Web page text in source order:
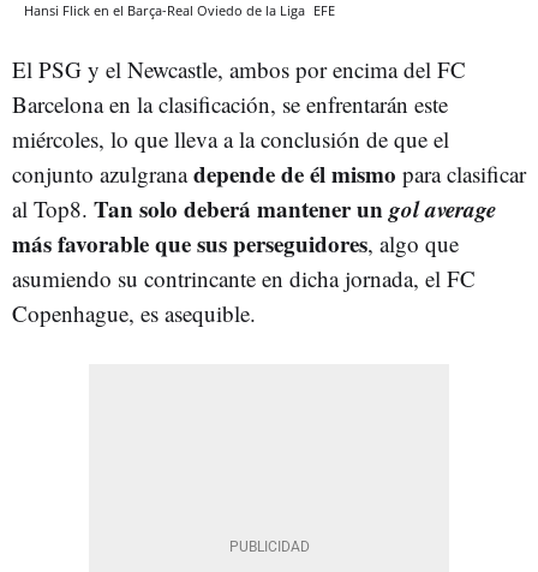
Hansi Flick en el Barça-Real Oviedo de la Liga EFE
El PSG y el Newcastle, ambos por encima del FC
Barcelona en la clasificación, se enfrentarán este
miércoles, lo que lleva a la conclusión de que el
conjunto azulgranadepende de él mismo para clasificar
al Top8. Tan solo deberá mantener ungol average
más favorable que sus perseguidores, algo que
asumiendo su contrincante en dicha jornada, el FC
Copenhague, es asequible.